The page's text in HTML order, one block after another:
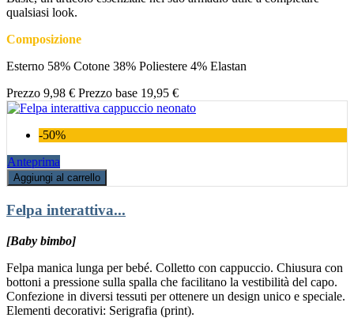
qualsiasi look.
Composizione
Esterno 58% Cotone 38% Poliestere 4% Elastan
Prezzo 9,98 € Prezzo base 19,95 €
-50%
Anteprima
Aggiungi al carrello
Felpa interattiva...
[Baby bimbo]
Felpa manica lunga per bebé. Colletto con cappuccio. Chiusura con
bottoni a pressione sulla spalla che facilitano la vestibilità del capo.
Confezione in diversi tessuti per ottenere un design unico e speciale.
Elementi decorativi: Serigrafia (print).